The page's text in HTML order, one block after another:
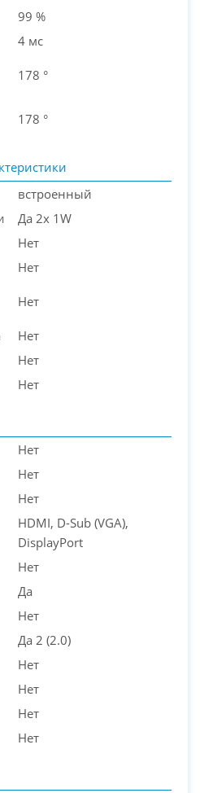
99 %
4 мс
178 °
178 °
встроенный
Да 2x 1W
Нет
Нет
Нет
Нет
Нет
Нет
Нет
Нет
Нет
HDMI, D-Sub (VGA),
DisplayPort
Нет
Да
Нет
Да 2 (2.0)
Нет
Нет
Нет
Нет